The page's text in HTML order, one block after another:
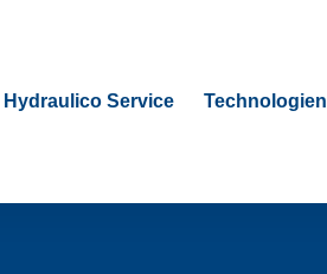
Hydraulico Service Technologien